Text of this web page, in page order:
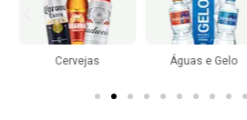
Cervejas Águas e Gelo